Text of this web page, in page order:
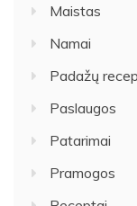
Maistas
Namai
Padažų
Paslaugos
Patarimai
Pramogos